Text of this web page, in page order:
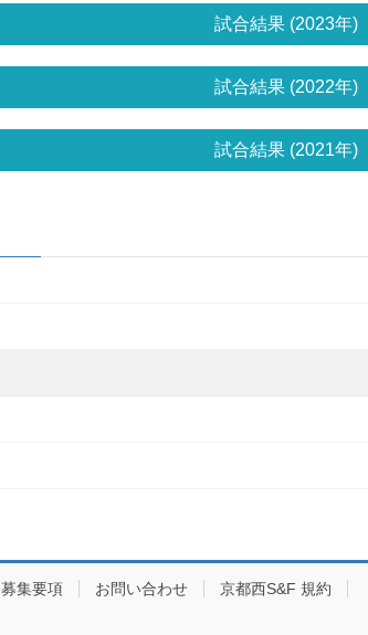
試合結果 (2023年)
試合結果 (2022年)
試合結果 (2021年)
募集要項 お問い合わせ 京都西S&F 規約